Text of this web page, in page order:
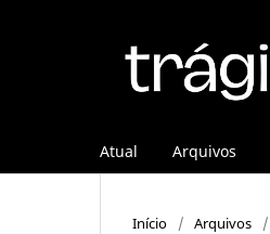
Atual Arquivos
Início / Arquivos /